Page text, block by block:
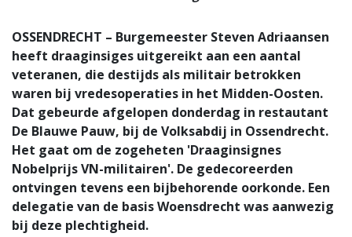
OSSENDRECHT – Burgemeester Steven Adriaansen
heeft draaginsiges uitgereikt aan een aantal
veteranen, die destijds als militair betrokken
waren bij vredesoperaties in het Midden-Oosten.
Dat gebeurde afgelopen donderdag in restautant
De Blauwe Pauw, bij de Volksabdij in Ossendrecht.
Het gaat om de zogeheten 'Draaginsignes
Nobelprijs VN-militairen'. De gedecoreerden
ontvingen tevens een bijbehorende oorkonde. Een
delegatie van de basis Woensdrecht was aanwezig
bij deze plechtigheid.